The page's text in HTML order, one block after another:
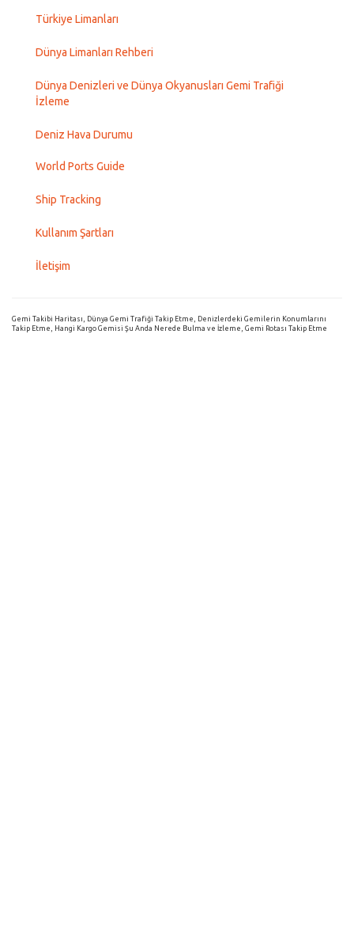
Türkiye Limanları
Dünya Limanları Rehberi
Dünya Denizleri ve Dünya Okyanusları Gemi Trafiği
İzleme
Deniz Hava Durumu
World Ports Guide
Ship Tracking
Kullanım Şartları
İletişim
Gemi Takibi Haritası, Dünya Gemi Trafiği Takip Etme, Denizlerdeki Gemilerin Konumlarını
Takip Etme, Hangi Kargo Gemisi Şu Anda Nerede Bulma ve İzleme, Gemi Rotası Takip Etme